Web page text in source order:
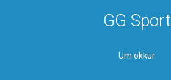
GG Sport
Um okkur